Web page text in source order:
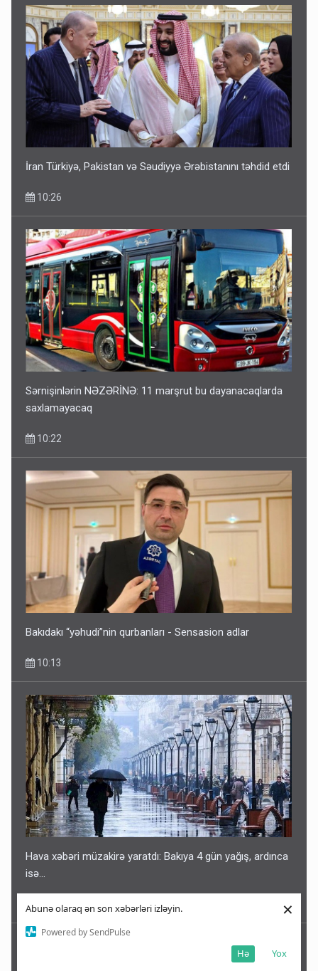
Abunə olaraq ən son xəbərləri izləyin.
Powered by SendPulse
Yox
Hə
×
İran Türkiyə, Pakistan və Səudiyyə Ərəbistanını təhdid etdi
10:26
Sərnişinlərin NƏZƏRİNƏ: 11 marşrut bu dayanacaqlarda
saxlamayacaq
10:22
Bakıdakı “yəhudi”nin qurbanları - Sensasion adlar
10:13
Hava xəbəri müzakirə yaratdı: Bakıya 4 gün yağış, ardınca
isə…
09:57